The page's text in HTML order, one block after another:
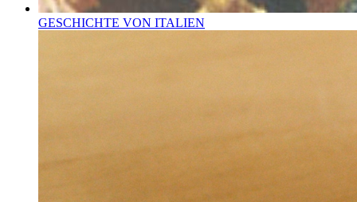
GESCHICHTE VON ITALIEN